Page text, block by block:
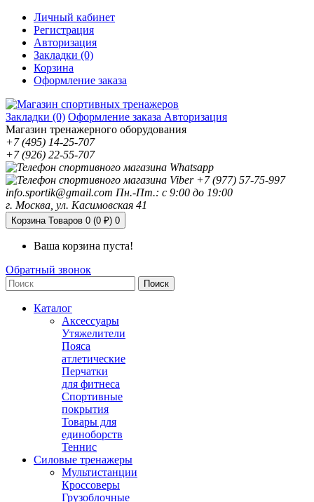
Личный кабинет
Регистрация
Авторизация
Закладки (0)
Корзина
Оформление заказа
Закладки (0) Оформление заказа Авторизация
Магазин тренажерного оборудования
+7 (495) 14-25-707
+7 (926) 22-55-707
+7 (977) 57-75-997
info.sportik@gmail.com Пн.-Пт.: с 9:00 до 19:00
г. Москва, ул. Касимовская 41
Корзина Товаров 0 (0 ₽) 0
Ваша корзина пуста!
Обратный звонок
Поиск
Каталог
Аксессуары
Утяжелители
Пояса
атлетические
Перчатки
для фитнеса
Спортивные
покрытия
Товары для
единоборств
Теннис
Силовые тренажеры
Мультистанции
Кроссоверы
Грузоблочные